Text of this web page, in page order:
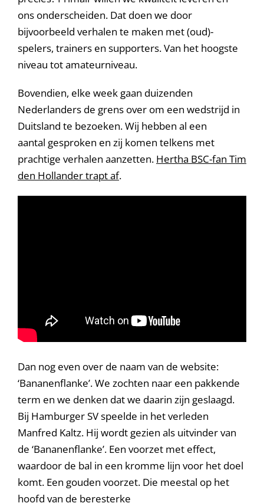
ons onderscheiden. Dat doen we door
bijvoorbeeld verhalen te maken met (oud)-
spelers, trainers en supporters. Van het hoogste
niveau tot amateurniveau.
Bovendien, elke week gaan duizenden
Nederlanders de grens over om een wedstrijd in
Duitsland te bezoeken. Wij hebben al een
aantal gesproken en zij komen telkens met
prachtige verhalen aanzetten. Hertha BSC-fan Tim
den Hollander trapt af.
Dan nog even over de naam van de website:
‘Bananenflanke’. We zochten naar een pakkende
term en we denken dat we daarin zijn geslaagd.
Bij Hamburger SV speelde in het verleden
Manfred Kaltz. Hij wordt gezien als uitvinder van
de ‘Bananenflanke’. Een voorzet met effect,
waardoor de bal in een kromme lijn voor het doel
komt. Een gouden voorzet. Die meestal op het
hoofd van de beresterke